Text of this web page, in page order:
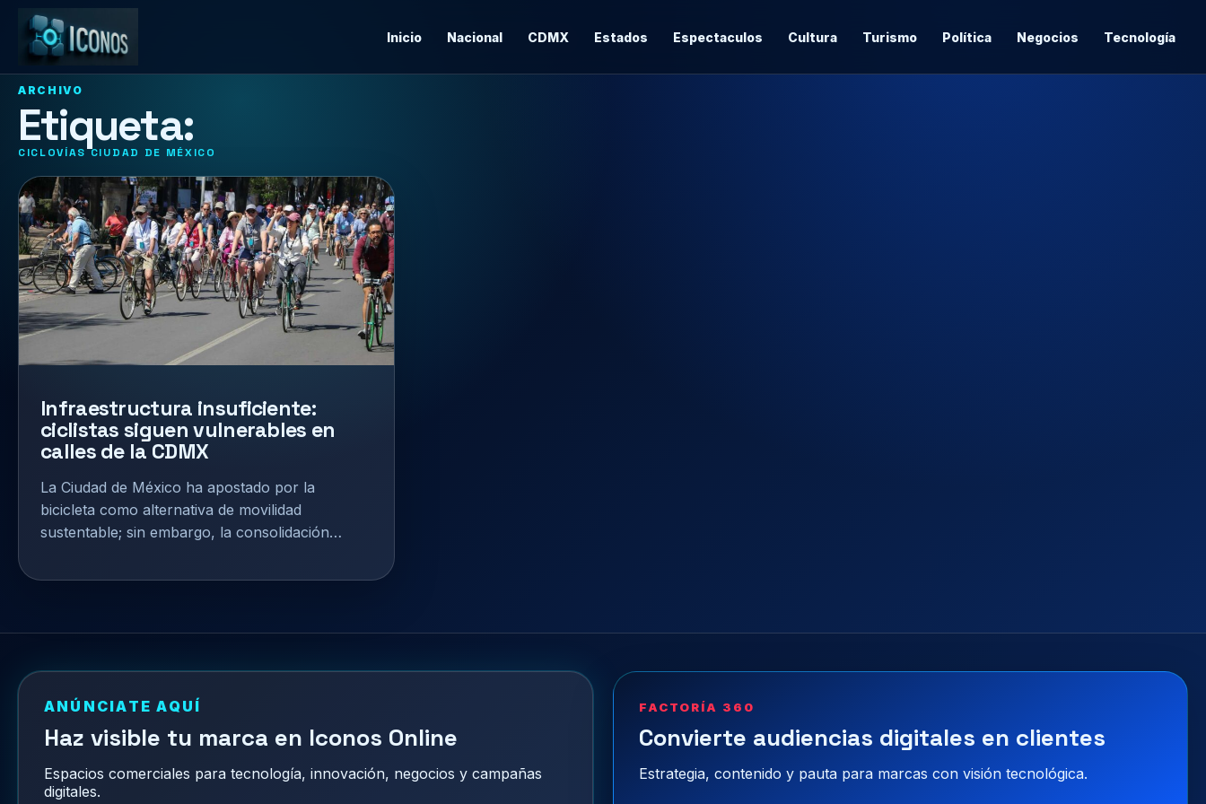
Inicio Nacional CDMX Estados Espectaculos Cultura Turismo Política Negocios Tecnología
ARCHIVO
Etiqueta:
CICLOVÍAS CIUDAD DE MÉXICO
Infraestructura insuficiente:
ciclistas siguen vulnerables en
calles de la CDMX
La Ciudad de México ha apostado por la
bicicleta como alternativa de movilidad
sustentable; sin embargo, la consolidación…
ANÚNCIATE AQUÍ
Haz visible tu marca en Iconos Online
Espacios comerciales para tecnología, innovación, negocios y campañas
digitales.
FACTORÍA 360
Convierte audiencias digitales en clientes
Estrategia, contenido y pauta para marcas con visión tecnológica.